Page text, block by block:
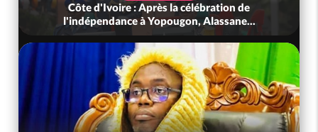
Côte d'Ivoire : Après la célébration de
l'indépendance à Yopougon, Alassane...